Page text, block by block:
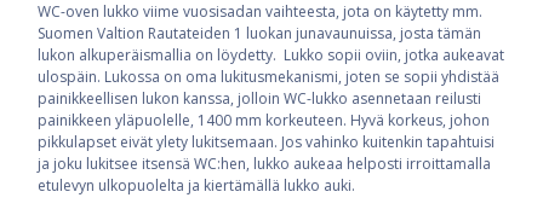
WC-oven lukko viime vuosisadan vaihteesta, jota on käytetty mm.
Suomen Valtion Rautateiden 1 luokan junavaunuissa, josta tämän
lukon alkuperäismallia on löydetty. Lukko sopii oviin, jotka aukeavat
ulospäin. Lukossa on oma lukitusmekanismi, joten se sopii yhdistää
painikkeellisen lukon kanssa, jolloin WC-lukko asennetaan reilusti
painikkeen yläpuolelle, 1400 mm korkeuteen. Hyvä korkeus, johon
pikkulapset eivät ylety lukitsemaan. Jos vahinko kuitenkin tapahtuisi
ja joku lukitsee itsensä WC:hen, lukko aukeaa helposti irroittamalla
etulevyn ulkopuolelta ja kiertämällä lukko auki.